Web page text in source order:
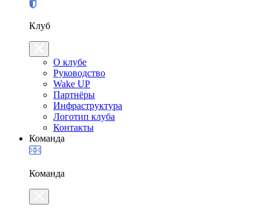
Клуб
О клубе
Руководство
Wake UP
Партнёры
Инфраструктура
Логотип клуба
Контакты
Команда
Команда